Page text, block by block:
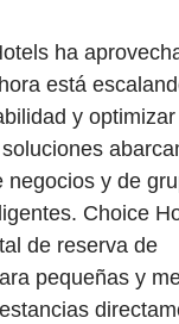
ha
está
y
y de
Choice
de reserva de
pequeñas y